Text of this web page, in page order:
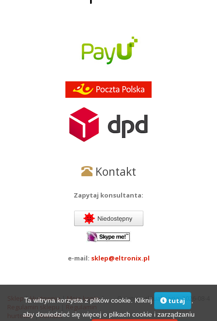
Kontakt
Zapytaj konsultanta:
e-mail: sklep@eltronix.pl
Ostatnia aktualizacja: 2026-08-4
Sklep |Hurtownia|Moje konto|
Regulamin sklepu
Regulamin
hurtowni|Kontakt
Ta witryna korzysta z plików cookie. Kliknij tutaj
aby dowiedzieć się więcej o plikach cookie i zarządzaniu